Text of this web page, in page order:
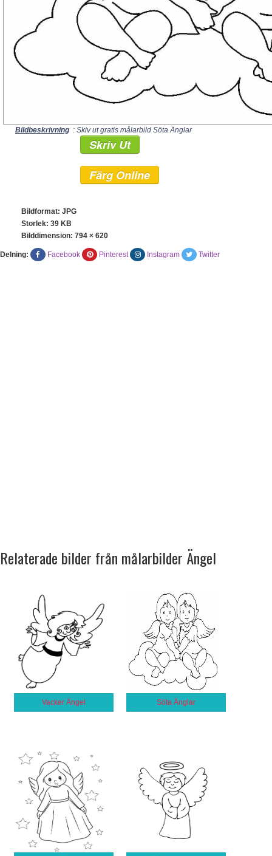
Bildbeskrivning : Skiv ut gratis målarbild Söta Änglar
Skriv Ut
Färg Online
Bildformat: JPG
Storlek: 39 KB
Bilddimension: 794 × 620
Delning: Facebook Pinterest Instagram Twitter
Relaterade bilder från målarbilder Ängel
Vacker Ängel Söta Änglar